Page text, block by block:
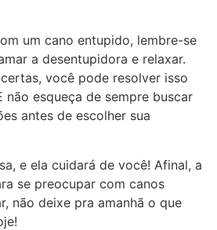
um cano entupido, lembre-se
a desentupidora e relaxar.
você pode resolver isso
não esqueça de sempre buscar
antes de escolher sua
e ela cuidará de você! Afinal, a
se preocupar com canos
não deixe pra amanhã o que